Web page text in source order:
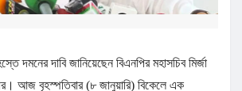
দমনের দাবি জানিয়েছেন বিএনপির মহাসচিব মির্জা
আজ বৃহস্পতিবার (৮ জানুয়ারি) বিকেলে এক